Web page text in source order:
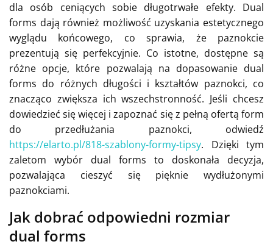
dla osób ceniących sobie długotrwałe efekty. Dual
forms dają również możliwość uzyskania estetycznego
wyglądu końcowego, co sprawia, że paznokcie
prezentują się perfekcyjnie. Co istotne, dostępne są
różne opcje, które pozwalają na dopasowanie dual
forms do różnych długości i kształtów paznokci, co
znacząco zwiększa ich wszechstronność. Jeśli chcesz
dowiedzieć się więcej i zapoznać się z pełną ofertą form
do przedłużania paznokci, odwiedź
https://elarto.pl/818-szablony-formy-tipsy. Dzięki tym
zaletom wybór dual forms to doskonała decyzja,
pozwalająca cieszyć się pięknie wydłużonymi
paznokciami.
Jak dobrać odpowiedni rozmiar
dual forms